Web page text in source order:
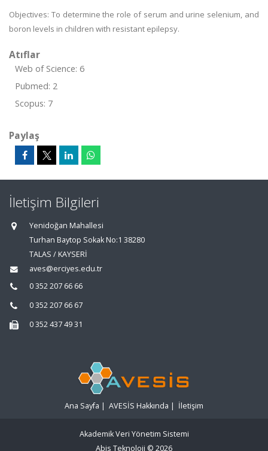
Objectives: To determine the role of serum and urine selenium, and
boron levels in children with resistant epilepsy.
Atıflar
Web of Science: 6
Pubmed: 2
Scopus: 7
Paylaş
İletişim Bilgileri
Yenidoğan Mahallesi
Turhan Baytop Sokak No:1 38280
TALAS / KAYSERİ
aves@erciyes.edu.tr
0 352 207 66 66
0 352 207 66 67
0 352 437 49 31
Ana Sayfa | AVESİS Hakkında | İletişim
Akademik Veri Yönetim Sistemi
Abis Teknoloji © 2026